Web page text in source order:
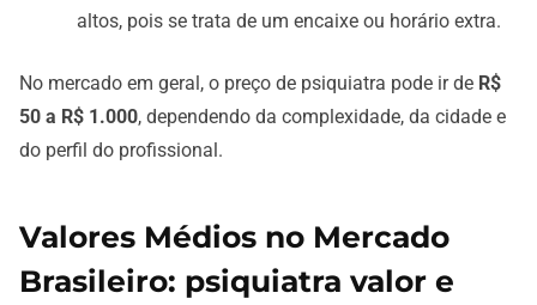
altos, pois se trata de um encaixe ou horário extra.
No mercado em geral, o preço de psiquiatra pode ir de R$
50 a R$ 1.000, dependendo da complexidade, da cidade e
do perfil do profissional.
Valores Médios no Mercado
Brasileiro: psiquiatra valor e